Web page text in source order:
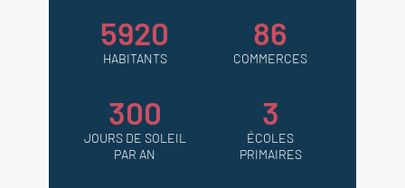
5920
HABITANTS
86
COMMERCES
300
JOURS DE SOLEIL
PAR AN
3
ÉCOLES
PRIMAIRES